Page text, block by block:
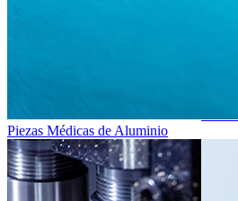
Piezas Médicas de Aluminio